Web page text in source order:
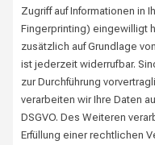
Zugriff auf Informationen in
Fingerprinting) eingewilligt
zusätzlich auf Grundlage
ist jederzeit widerrufbar.
zur Durchführung
verarbeiten wir Ihre Daten
DSGVO. Des Weiteren
Erfüllung einer rechtlichen